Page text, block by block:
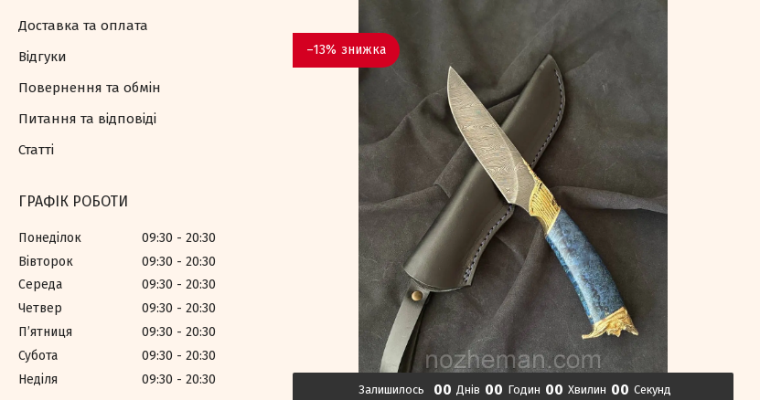
–13%
Залишилось 00 Днів 00 Годин 00 Хвилин 00 Секунд
Доставка та оплата
Відгуки
Повернення та обмін
Питання та відповіді
Статті
ГРАФІК РОБОТИ
Понеділок 09:30
20:30
Вівторок
09:30
20:30
Середа
09:30
20:30
Четвер
09:30
20:30
Пʼятниця
09:30
20:30
Субота
09:30
20:30
Неділя
09:30 20:30